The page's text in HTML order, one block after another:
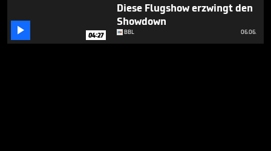
 04:27
Diese Flugshow erzwingt den
Showdown
BBL 06.06.